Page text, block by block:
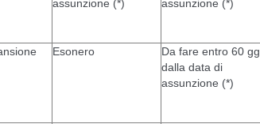
assunzione (*)
assunzione (*)
Esonero
Da fare entro 60 gg
dalla data di
assunzione (*)